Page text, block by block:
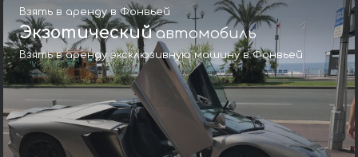
Взять в аренду в Фонвьей
Экзотическийавтомобиль
Взять в аренду эксклюзивную машину в Фонвьей